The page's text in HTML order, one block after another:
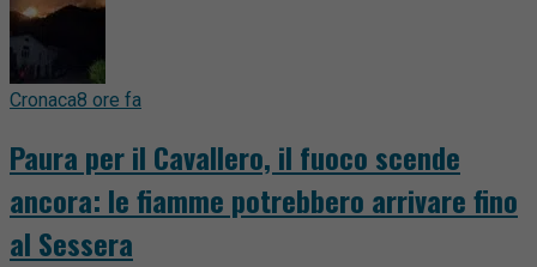
Cronaca8 ore fa
Paura per il Cavallero, il fuoco scende
ancora: le fiamme potrebbero arrivare fino
al Sessera